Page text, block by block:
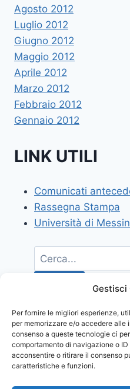
Gestisci
Per fornire le migliori esperienze,
per memorizzare e/o accedere alle
consenso a queste tecnologie ci
comportamento di navigazione o
acconsentire o ritirare il consenso
caratteristiche e funzioni.
Agosto 2012
Luglio 2012
Giugno 2012
Maggio 2012
Aprile 2012
Marzo 2012
Febbraio 2012
Gennaio 2012
LINK UTILI
Comunicati
Rassegna Stampa
Università di